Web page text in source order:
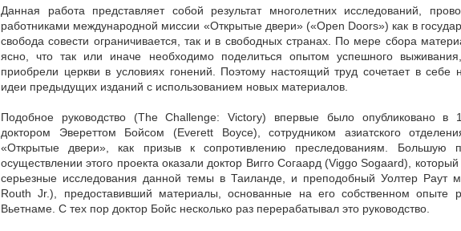
Данная работа представляет собой результат многолетних исследований,
работниками международной миссии «Открытые двери» («Open Doors») как в
свобода совести ограничивается, так и в свободных странах. По мере сбора
ясно, что так или иначе необходимо поделиться опытом успешного
приобрели церкви в условиях гонений. Поэтому настоящий труд сочетает в себе
идеи предыдущих изданий с использованием новых материалов.
Подобное руководство (The Challenge: Victory) впервые было опубликовано в
доктором Эвереттом Бойсом (Everett Воусе), сотрудником азиатского
«Открытые двери», как призыв к сопротивлению преследованиям. Большую
осуществлении этого проекта оказали доктор Вигго Согаард (Viggo Sogaard),
серьезные исследования данной темы в Таиланде, и преподобный Уолтер Раут
Routh Jr.), предоставивший материалы, основанные на его собственном опыте
Вьетнаме. С тех пор доктор Бойс несколько раз перерабатывал это руководство.